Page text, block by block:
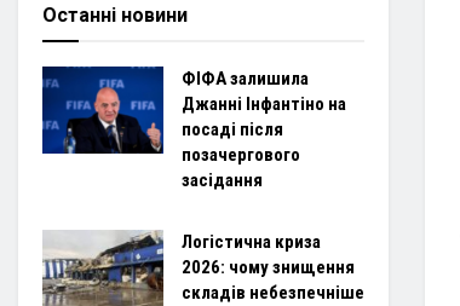
Останні новини
ФІФА залишила
Джанні Інфантіно на
посаді після
позачергового
засідання
Логістична криза
2026: чому знищення
складів небезпечніше